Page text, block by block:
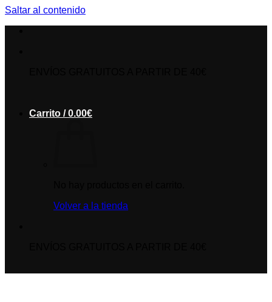
Saltar al contenido
Carrito /0.00€
Volver a la tienda